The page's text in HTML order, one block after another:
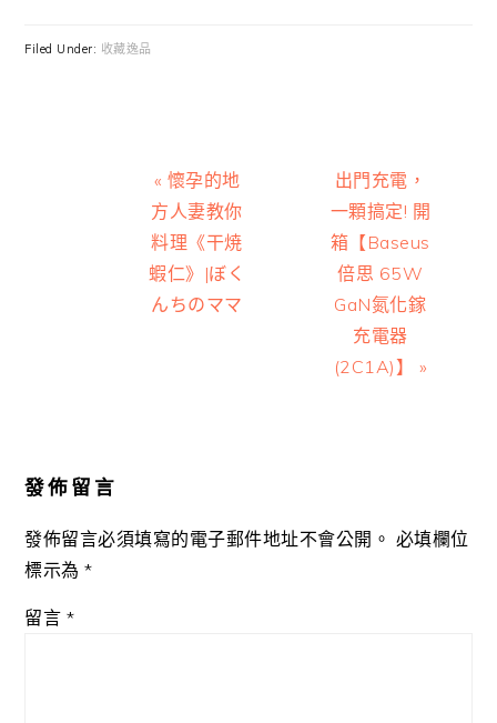
Filed Under: 收藏逸品
Previous
Post:
« 懷孕的地
方人妻教你
料理《干焼
蝦仁》|ぼく
んちのママ
Next
Post:
出門充電，
一顆搞定! 開
箱【Baseus
倍思 65W
GaN氮化鎵
充電器
(2C1A)】 »
發佈留言
發佈留言必須填寫的電子郵件地址不會公開。 必填欄位
標示為*
留言 *